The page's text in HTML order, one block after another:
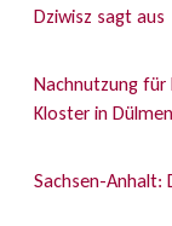
Dziwisz sagt aus
Nachnutzung
Kloster in
Sachsen-Anhalt: